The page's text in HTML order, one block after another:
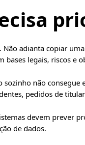
adianta copiar
legais, riscos e
não consegue
pedidos de
devem prever
de dados.